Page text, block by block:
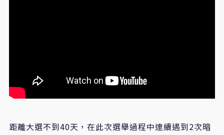
距離大選不到40天，在此次選舉過程中連續遇到2次暗